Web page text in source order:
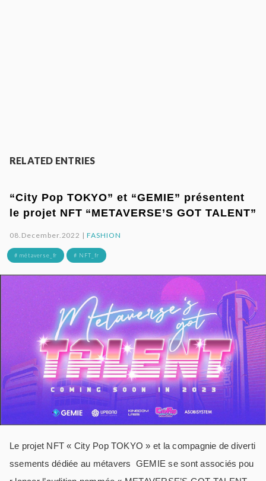
RELATED ENTRIES
“City Pop TOKYO” et “GEMIE” présentent
le projet NFT “METAVERSE’S GOT TALENT”
08.December.2022 |FASHION
# métaverse_fr # NFT_fr
Le projet NFT « City Pop TOKYO » et la compagnie de diverti
ssements dédiée au métavers GEMIE se sont associés pou